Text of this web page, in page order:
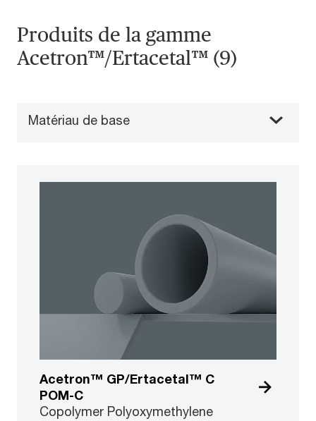
Produits de la gamme
Acetron™/Ertacetal™ (9)
Matériau de base
Acetron™ GP/Ertacetal™ C
POM-C
Copolymer Polyoxymethylene